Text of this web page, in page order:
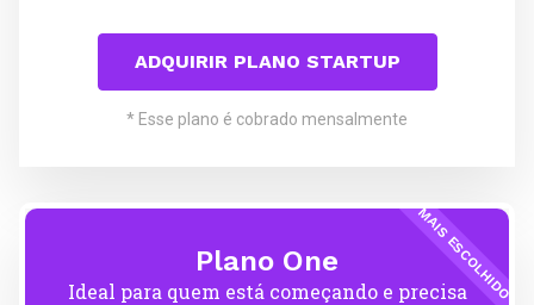
ADQUIRIR PLANO STARTUP
* Esse plano é cobrado mensalmente
Plano One
Ideal para quem está começando e precisa
MAIS ESCOLHIDO